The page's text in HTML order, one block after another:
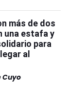
más de dos
una estafa y
para
al
Cuyo